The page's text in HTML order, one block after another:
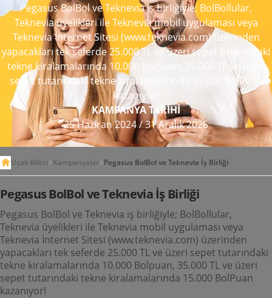
Pegasus BolBol ve Teknevia iş birliğiyle; BolBollular,
Teknevia üyelikleri ile Teknevia mobil uygulaması veya
Teknevia İnternet Sitesi (www.teknevia.com) üzerinden
yapacakları tek seferde 25.000 TL ve üzeri sepet tutarındaki
tekne kiralamalarında 10.000 Bolpuan, 35.000 TL ve üzeri
sepet tutarındaki tekne kiralamalarında 15.000 BolPuan
kazanıyor!
KAMPANYA TARİHİ
25 Haziran 2024/31 Aralık 2026
Uçak Bileti Kampanyalar Pegasus BolBol ve Teknevia İş Birliği
Pegasus BolBol ve Teknevia İş Birliği
Pegasus BolBol ve Teknevia iş birliğiyle; BolBollular,
Teknevia üyelikleri ile Teknevia mobil uygulaması veya
Teknevia İnternet Sitesi (www.teknevia.com) üzerinden
yapacakları tek seferde 25.000 TL ve üzeri sepet tutarındaki
tekne kiralamalarında 10.000 Bolpuan, 35.000 TL ve üzeri
sepet tutarındaki tekne kiralamalarında 15.000 BolPuan
kazanıyor!